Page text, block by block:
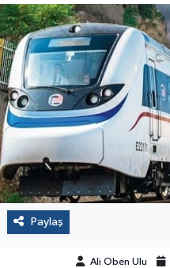
Paylaş
Ali Oben Ulu